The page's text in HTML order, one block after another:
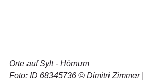
Orte auf Sylt - Hörnum
Foto: ID 68345736 © Dimitri Zimmer |